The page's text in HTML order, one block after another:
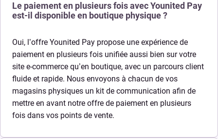
Le paiement en plusieurs fois avec Younited Pay
est-il disponible en boutique physique ?
Oui, l’offre Younited Pay propose une expérience de
paiement en plusieurs fois unifiée aussi bien sur votre
site e-commerce qu’en boutique, avec un parcours client
fluide et rapide. Nous envoyons à chacun de vos
magasins physiques un kit de communication afin de
mettre en avant notre offre de paiement en plusieurs
fois dans vos points de vente.